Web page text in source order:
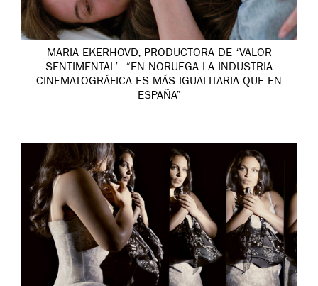
MARIA EKERHOVD, PRODUCTORA DE ‘VALOR
SENTIMENTAL’: “EN NORUEGA LA INDUSTRIA
CINEMATOGRÁFICA ES MÁS IGUALITARIA QUE EN
ESPAÑA”